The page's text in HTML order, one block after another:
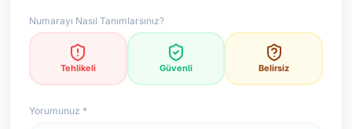
*Not: Değerlendirmeler onaylı kullanıcı yorumlarına göre
güncellenir.
Numarayı Nasıl Tanımlarsınız?
Tehlikeli Güvenli Belirsiz
Yorumunuz *